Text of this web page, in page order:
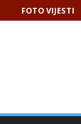
FOTO VIJESTI